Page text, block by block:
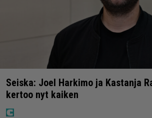
Seiska: Joel Harkimo ja Kastanja
kertoo nyt kaiken